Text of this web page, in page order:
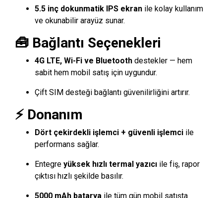
5.5 inç dokunmatik IPS ekran ile kolay kullanım
ve okunabilir arayüz sunar.
🧰 Bağlantı Seçenekleri
4G LTE, Wi-Fi ve Bluetooth destekler — hem
sabit hem mobil satış için uygundur.
Çift SIM desteği bağlantı güvenilirliğini artırır.
⚡ Donanım
Dört çekirdekli işlemci + güvenli işlemci ile
performans sağlar.
Entegre yüksek hızlı termal yazıcı ile fiş, rapor
çıktısı hızlı şekilde basılır.
5000 mAh batarya ile tüm gün mobil satışta